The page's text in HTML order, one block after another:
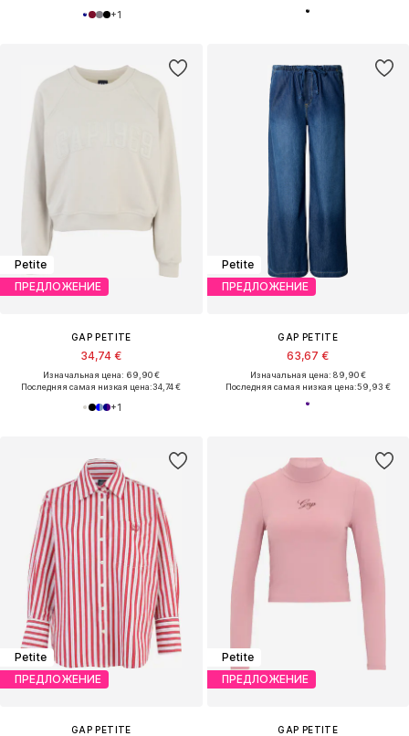
+1
Petite
ПРЕДЛОЖЕНИЕ
GAP PETITE
34,74 €
Изначальная цена: 69,90 €
Последняя самая низкая цена:34,74 €
+1
Petite
ПРЕДЛОЖЕНИЕ
GAP PETITE
63,67 €
Изначальная цена: 89,90 €
Последняя самая низкая цена:59,93 €
Petite
ПРЕДЛОЖЕНИЕ
GAP PETITE
Petite
ПРЕДЛОЖЕНИЕ
GAP PETITE